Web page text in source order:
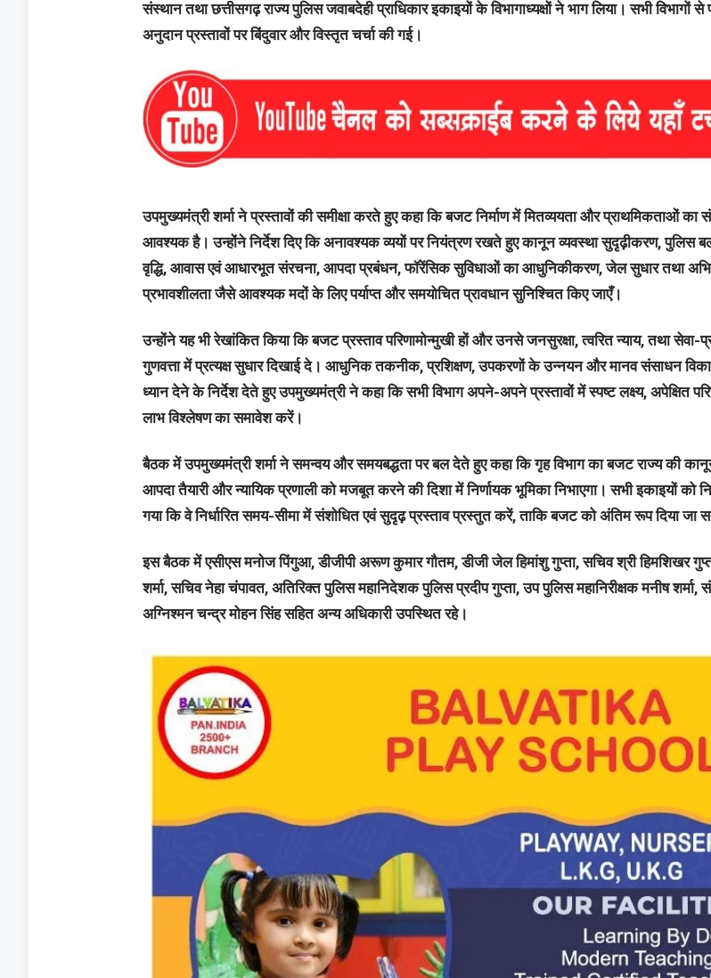
संस्थान तथा छत्तीसगढ़ राज्य पुलिस जवाबदेही प्राधिकार इकाइयों के विभागाध्यक्षों ने भाग लिया। सभी विभागों से
अनुदान प्रस्तावों पर बिंदुवार और विस्तृत चर्चा की गई।
उपमुख्यमंत्री शर्मा ने प्रस्तावों की समीक्षा करते हुए कहा कि बजट निर्माण में मितव्ययता और प्राथमिकताओं का
आवश्यक है। उन्होंने निर्देश दिए कि अनावश्यक व्ययों पर नियंत्रण रखते हुए कानून व्यवस्था सुदृढ़ीकरण, पुलिस
वृद्धि, आवास एवं आधारभूत संरचना, आपदा प्रबंधन, फॉरेंसिक सुविधाओं का आधुनिकीकरण, जेल सुधार तथा
प्रभावशीलता जैसे आवश्यक मदों के लिए पर्याप्त और समयोचित प्रावधान सुनिश्चित किए जाएँ।
उन्होंने यह भी रेखांकित किया कि बजट प्रस्ताव परिणामोन्मुखी हों और उनसे जनसुरक्षा, त्वरित न्याय, तथा सेवा-
गुणवत्ता में प्रत्यक्ष सुधार दिखाई दे। आधुनिक तकनीक, प्रशिक्षण, उपकरणों के उन्नयन और मानव संसाधन
ध्यान देने के निर्देश देते हुए उपमुख्यमंत्री ने कहा कि सभी विभाग अपने-अपने प्रस्तावों में स्पष्ट लक्ष्य, अपेक्षित
लाभ विश्लेषण का समावेश करें।
बैठक में उपमुख्यमंत्री शर्मा ने समन्वय और समयबद्धता पर बल देते हुए कहा कि गृह विभाग का बजट राज्य की
आपदा तैयारी और न्यायिक प्रणाली को मजबूत करने की दिशा में निर्णायक भूमिका निभाएगा। सभी इकाइयों को
गया कि वे निर्धारित समय-सीमा में संशोधित एवं सुदृढ़ प्रस्ताव प्रस्तुत करें, ताकि बजट को अंतिम रूप दिया जा
इस बैठक में एसीएस मनोज पिंगुआ, डीजीपी अरूण कुमार गौतम, डीजी जेल हिमांशु गुप्ता, सचिव श्री हिमशिखर
शर्मा, सचिव नेहा चंपावत, अतिरिक्त पुलिस महानिदेशक पुलिस प्रदीप गुप्ता, उप पुलिस महानिरीक्षक मनीष
अग्निश्मन चन्द्र मोहन सिंह सहित अन्य अधिकारी उपस्थित रहे।